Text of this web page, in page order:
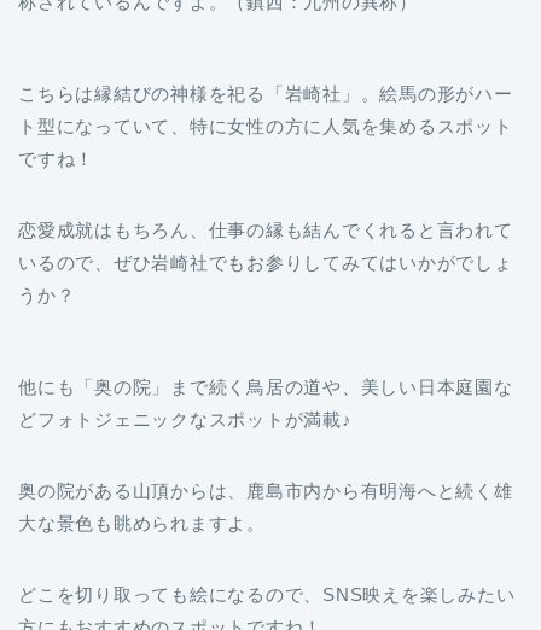
ト型になっていて、特に女性の方に人気を集めるスポット
ですね！
いるので、ぜひ岩崎社でもお参りしてみてはいかがでしょ
うか？
どフォトジェニックなスポットが満載♪
大な景色も眺められますよ。
方にもおすすめのスポットですね！